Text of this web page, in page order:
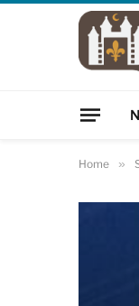
Home »